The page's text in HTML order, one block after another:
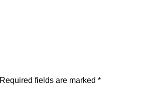
Required fields are marked *